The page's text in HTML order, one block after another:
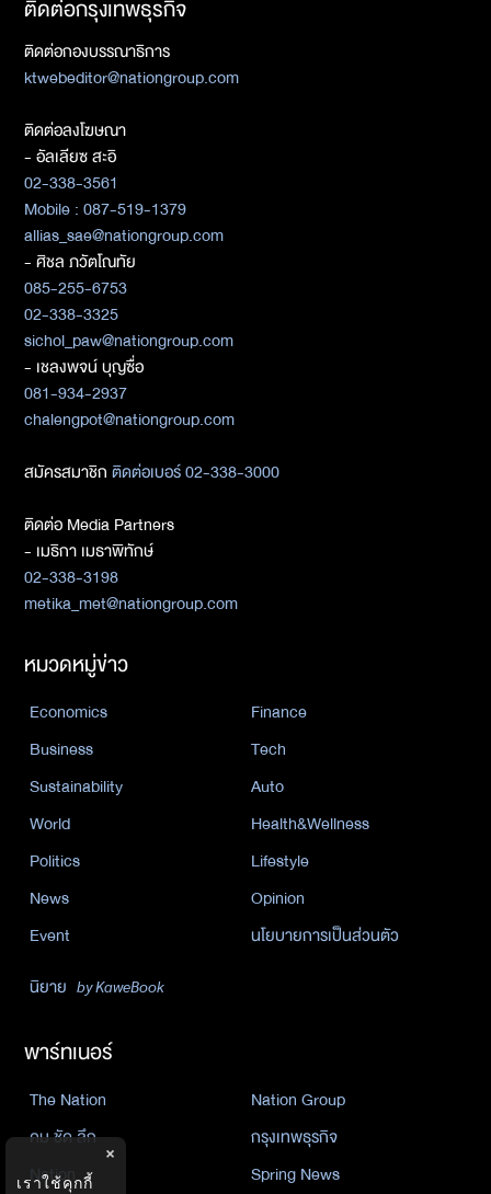
ติดต่อกรุงเทพธุรกิจ
ติดต่อกองบรรณาธิการ
ktwebeditor@nationgroup.com
ติดต่อลงโฆษณา
- อัลเลียซ สะอิ
02-338-3561
Mobile : 087-519-1379
allias_sae@nationgroup.com
- ศิชล ภวัตโณทัย
085-255-6753
02-338-3325
sichol_paw@nationgroup.com
- เชลงพจน์ บุญซื่อ
081-934-2937
chalengpot@nationgroup.com
สมัครสมาชิกติดต่อเบอร์ 02-338-3000
ติดต่อ Media Partners
- เมธิกา เมธาพิทักษ์
02-338-3198
metika_met@nationgroup.com
หมวดหมู่ข่าว
Economics
Finance
Business
Tech
Sustainability
Auto
World
Health&Wellness
Politics
Lifestyle
News
Opinion
Event
นโยบายการเป็นส่วนตัว
นิยาย by KaweBook
พาร์ทเนอร์
The Nation
Nation Group
คม ชัด ลึก
กรุงเทพธุรกิจ
Nation
Spring News
×
เราใช้คุกกี้